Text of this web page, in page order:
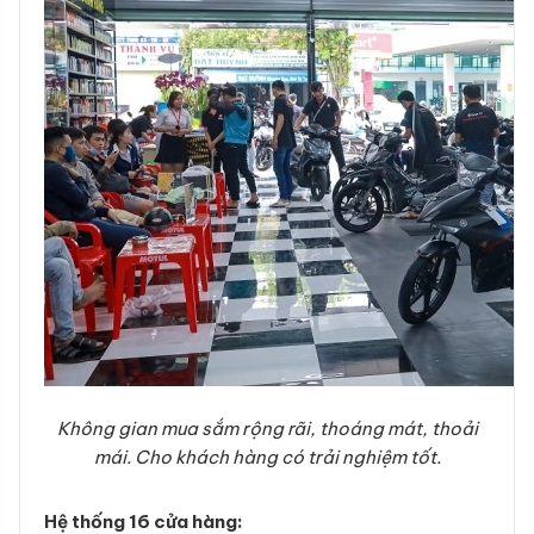
Không gian mua sắm rộng rãi, thoáng mát, thoải
mái. Cho khách hàng có trải nghiệm tốt.
Hệ thống 16 cửa hàng: